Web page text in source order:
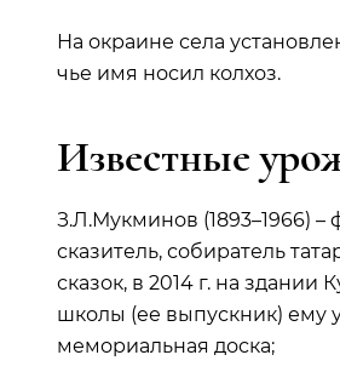
На окраине села
чье имя носил колхоз.
Известные
З.Л.Мукминов (1893–1966) –
сказитель, собиратель
сказок, в 2014 г. на здании
школы (ее выпускник) ему
мемориальная доска;